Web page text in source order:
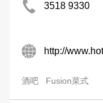
3518 9330
http://
酒吧 Fusion菜式